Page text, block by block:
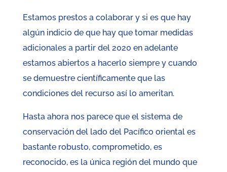
Estamos prestos a colaborar y si es que hay
algún indicio de que hay que tomar medidas
adicionales a partir del 2020 en adelante
estamos abiertos a hacerlo siempre y cuando
se demuestre científicamente que las
condiciones del recurso así lo ameritan.
Hasta ahora nos parece que el sistema de
conservación del lado del Pacífico oriental es
bastante robusto, comprometido, es
reconocido, es la única región del mundo que